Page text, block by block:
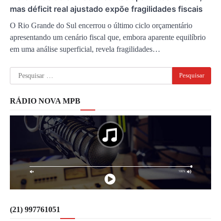
mas déficit real ajustado expõe fragilidades fiscais
O Rio Grande do Sul encerrou o último ciclo orçamentário
apresentando um cenário fiscal que, embora aparente equilíbrio
em uma análise superficial, revela fragilidades…
Pesquisar
por:
RÁDIO NOVA MPB
(21) 997761051